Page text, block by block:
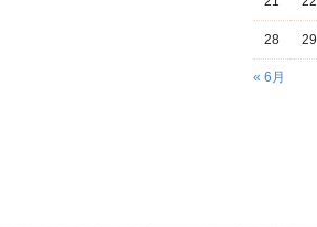
« 6月
28 29